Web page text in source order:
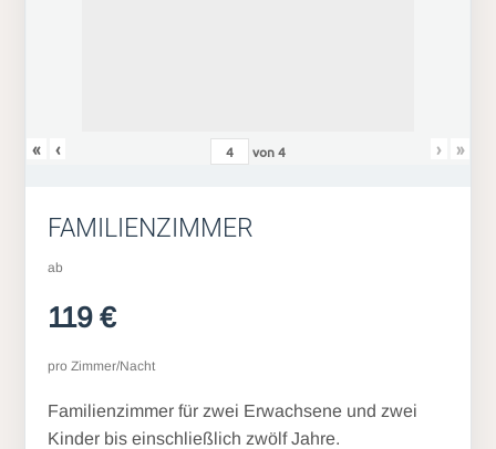
« ‹ von4 › »
FAMILIENZIMMER
ab
119 €
pro Zimmer/Nacht
Familienzimmer für zwei Erwachsene und zwei
Kinder bis einschließlich zwölf Jahre.